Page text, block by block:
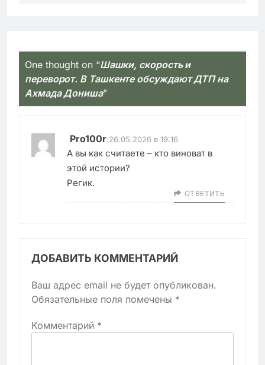
One thought on “Шашки, скорость и
переворот. В Ташкенте обсуждают ДТП на
Ахмада Дониша”
Pro100r:26.05.2026 в 19:16
А вы как считаете – кто виноват в
этой истории?
Регик.
ОТВЕТИТЬ
ДОБАВИТЬ КОММЕНТАРИЙ
Ваш адрес email не будет опубликован.
Обязательные поля помечены *
Комментарий *